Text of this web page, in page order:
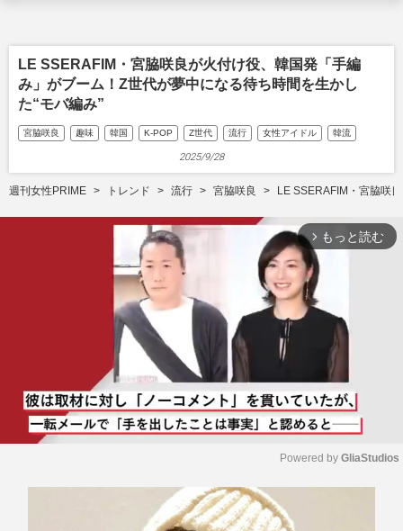
LE SSERAFIM・宮脇咲良が火付け役、韓国発「手編
み」がブーム！Z世代が夢中になる待ち時間を生かし
た“モバ編み”
宮脇咲良 趣味 韓国 K-POP Z世代 流行 女性アイドル 韓流
2025/9/28
週刊女性PRIME トレンド 流行 宮脇咲良 LE SSERAFIM・宮脇咲
arrow_forward_ios もっと読む
Powered by GliaStudios